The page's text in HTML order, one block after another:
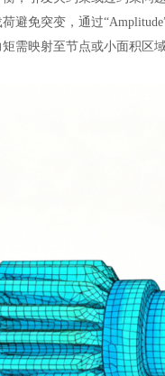
避免突变，通过
需映射至节点或小面积区